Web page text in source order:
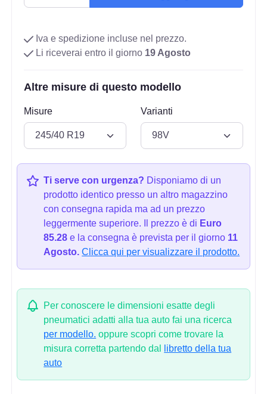
Iva e spedizione incluse nel prezzo.
Li riceverai entro il giorno 19 Agosto
Altre misure di questo modello
Misure Varianti
Ti serve con urgenza? Disponiamo di un
prodotto identico presso un altro magazzino
con consegna rapida ma ad un prezzo
leggermente superiore. Il prezzo è di Euro
85.28 e la consegna è prevista per il giorno 11
Agosto. Clicca qui per visualizzare il prodotto.
Per conoscere le dimensioni esatte degli
pneumatici adatti alla tua auto fai una ricerca
per modello. oppure scopri come trovare la
misura corretta partendo dal
libretto della tua
auto